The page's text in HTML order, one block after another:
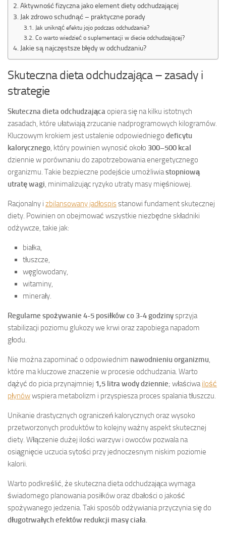
Aktywność fizyczna jako element diety odchudzającej
Jak zdrowo schudnąć – praktyczne porady
Jak uniknąć efektu jojo podczas odchudzania?
Co warto wiedzieć o suplementacji w diecie odchudzającej?
Jakie są najczęstsze błędy w odchudzaniu?
Skuteczna dieta odchudzająca – zasady i
strategie
Skuteczna dieta odchudzającaopiera się na kilku istotnych
zasadach, które ułatwiają zrzucanie nadprogramowych kilogramów.
Kluczowym krokiem jest ustalenie odpowiedniego deficytu
kalorycznego, który powinien wynosić około 300–500 kcal
dziennie w porównaniu do zapotrzebowania energetycznego
organizmu. Takie bezpieczne podejście umożliwiastopniową
utratę wagi, minimalizując ryzyko utraty masy mięśniowej.
Racjonalny i zbilansowany jadłospisstanowi fundament skutecznej
diety. Powinien on obejmować wszystkie niezbędne składniki
odżywcze, takie jak:
białka,
tłuszcze,
węglowodany,
witaminy,
minerały.
Regularne spożywanie 4-5 posiłków co 3-4 godzinysprzyja
stabilizacji poziomu glukozy we krwi oraz zapobiega napadom
głodu.
Nie można zapominać o odpowiednim nawodnieniu organizmu,
które ma kluczowe znaczenie w procesie odchudzania. Warto
dążyć do picia przynajmniej 1,5 litra wody dziennie; właściwailość
płynówwspiera metabolizm i przyspiesza proces spalania tłuszczu.
Unikanie drastycznych ograniczeń kalorycznych oraz wysoko
przetworzonych produktów to kolejny ważny aspekt skutecznej
diety. Włączenie dużej ilości warzyw i owoców pozwala na
osiągnięcie uczucia sytości przy jednoczesnym niskim poziomie
kalorii.
Warto podkreślić, że skuteczna dieta odchudzająca wymaga
świadomego planowania posiłków oraz dbałości o jakość
spożywanego jedzenia. Taki sposób odżywiania przyczynia się do
długotrwałych efektów redukcji masy ciała.